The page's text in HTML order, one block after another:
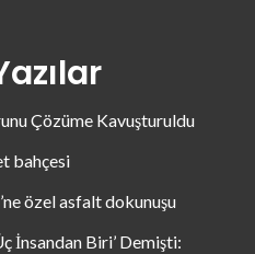
Çözüme Kavuşturuldu
bahçesi
özel asfalt dokunuşu
İnsandan Biri’ Demişti: